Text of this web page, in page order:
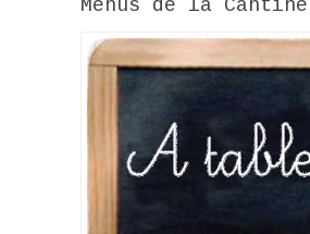
Menus de la Cantine